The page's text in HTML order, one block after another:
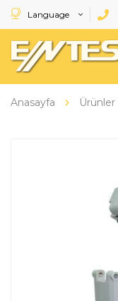
Language
Anasayfa Ürünler